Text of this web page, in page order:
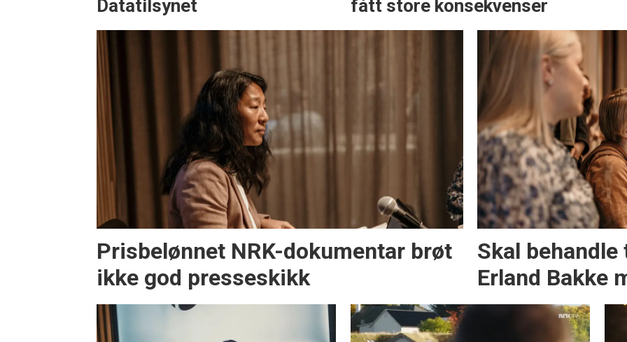
Datatilsynet
fått store konsekvenser
Prisbelønnet NRK-dokumentar brøt
ikke god presseskikk
Skal
Erland Bakke